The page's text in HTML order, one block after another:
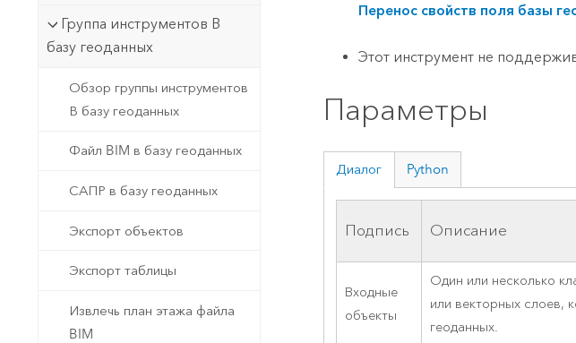
Группа инструментов В
базу геоданных
Обзор группы инструментов
В базу геоданных
Файл BIM в базу геоданных
САПР в базу геоданных
Экспорт объектов
Экспорт таблицы
Извлечь план этажа файла
BIM
Перенос свойств поля базы
Этот инструмент не
Параметры
Диалог Python
Подпись Описание
Входные
объекты
Один или несколько
или векторных слоев,
геоданных.